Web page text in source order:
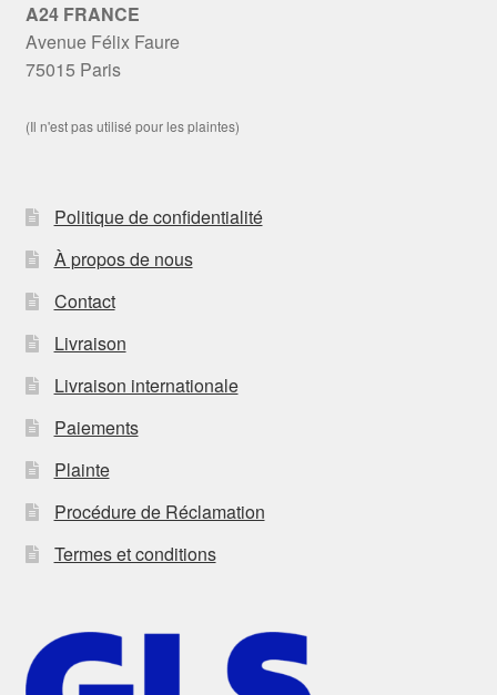
A24 FRANCE
Avenue Félix Faure
75015 Paris
(Il n'est pas utilisé pour les plaintes)
Politique de confidentialité
À propos de nous
Contact
Livraison
Livraison internationale
Paiements
Plainte
Procédure de Réclamation
Termes et conditions